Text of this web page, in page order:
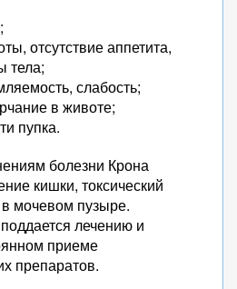
отсутствие аппетита,
тела;
слабость;
в животе;
пупка.
болезни Крона
кишки, токсический
мочевом пузыре.
лечению и
приеме
препаратов.